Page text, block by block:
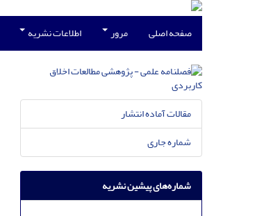
صفحه اصلی مرور اطلاعات نشریه
مقالات آماده انتشار
شماره جاری
شماره‌های پیشین نشریه